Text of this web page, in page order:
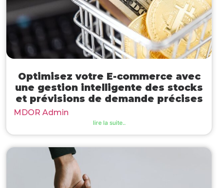
Optimisez votre E-commerce avec
une gestion intelligente des stocks
et prévisions de demande précises
MDOR Admin
lire la suite..